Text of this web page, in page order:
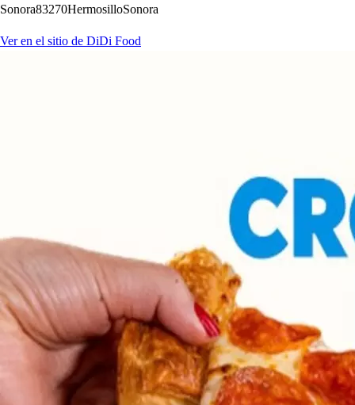
Sonora83270HermosilloSonora
Ver en el sitio de DiDi Food